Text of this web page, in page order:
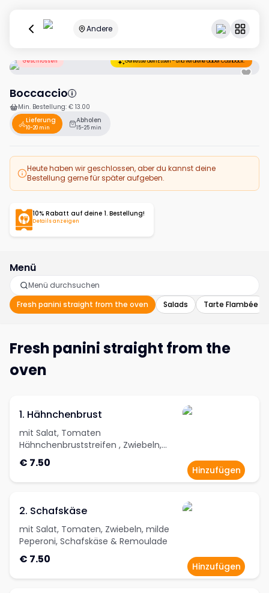
Andere
Geschlossen Geniesse dein Essen – und verdiene dabei Cashback.
Boccaccio
Min. Bestellung: € 13.00
Lieferung
10-20 min
Abholen
15-25 min
Heute haben wir geschlossen, aber du kannst deine
Bestellung gerne für später aufgeben.
10% Rabatt auf deine 1. Bestellung!
Details anzeigen
Menü
Fresh panini straight from the oven Salads Tarte Flambée
Fresh panini straight from the
oven
1. Hähnchenbrust
mit Salat, Tomaten
Hähnchenbruststreifen , Zwiebeln,
Käse & Remoulade
€ 7.50
Hinzufügen
2. Schafskäse
mit Salat, Tomaten, Zwiebeln, milde
Peperoni, Schafskäse & Remoulade
€ 7.50
Hinzufügen